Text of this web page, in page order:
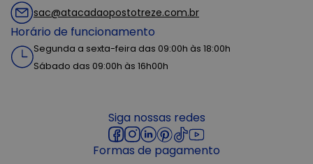
sac@atacadaopostotreze.com.br
Horário de funcionamento
Segunda a sexta-feira das 09:00h às 18:00h
Sábado das 09:00h às 16h00h
Siga nossas redes
Formas de pagamento